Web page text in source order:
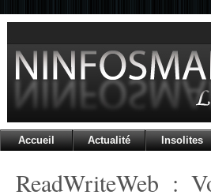
Accueil Actualité Insolites
ReadWriteWeb :